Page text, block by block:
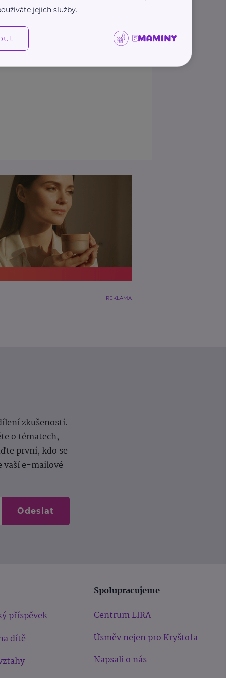
REKLAMA
zkušeností.
o tématech,
první, kdo se
vaší e-mailové
Odeslat
příspěvek
dítě
Spolupracujeme
Centrum LIRA
Úsměv nejen pro Kryštofa
Napsali o nás
jejich služby.